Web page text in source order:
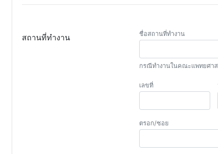
สถานที่ทำงาน ชื่อสถานที่ทำงาน
กรณีทำงานในคณะแพทยศา
เลขที่
ตรอก/ซอย